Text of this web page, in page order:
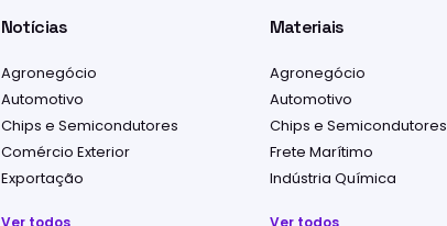
Notícias
Agronegócio
Automotivo
Chips e Semicondutores
Comércio Exterior
Exportação
Materiais
Agronegócio
Automotivo
Chips e Semicondutores
Frete Marítimo
Indústria Química